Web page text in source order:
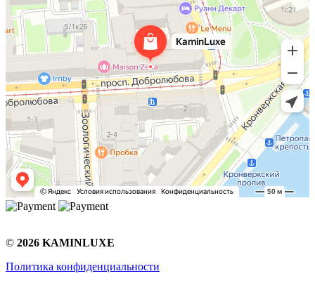
© 2026 KAMINLUXE
Политика конфиденциальности